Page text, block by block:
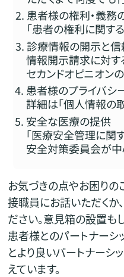
患者様の権利・義務
「患者の権利に関す
診療情報の開示と
情報開示請求に対す
セカンドオピニオン
患者様のプライバシ
詳細は「個人情報の
安全な医療の提供
「医療安全管理に関
安全対策委員会が
お気づきの点やお困りの
接職員にお話いただくか
ださい。意見箱の設置も
患者様とのパートナーシ
とより良いパートナーシ
えています。